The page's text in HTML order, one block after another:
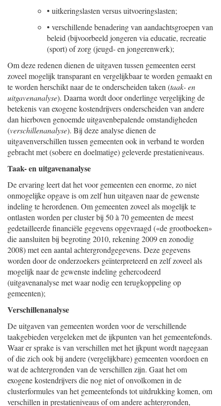
• uitkeringslasten versus uitvoeringslasten;
• verschillende benadering van aandachtsgroepen van
beleid (bijvoorbeeld jongeren via educatie, recreatie
(sport) of zorg (jeugd- en jongerenwerk);
Om deze redenen dienen de uitgaven tussen gemeenten eerst
zoveel mogelijk transparant en vergelijkbaar te worden gemaakt en
te worden herschikt naar de te onderscheiden taken (taak- en
uitgavenanalyse). Daarna wordt door onderlinge vergelijking de
betekenis van exogene kostendrijvers onderscheiden van andere
dan hierboven genoemde uitgavenbepalende omstandigheden
(verschillenanalyse). Bij deze analyse dienen de
uitgavenverschillen tussen gemeenten ook in verband te worden
gebracht met (sobere en doelmatige) geleverde prestatieniveaus.
Taak- en uitgavenanalyse
De ervaring leert dat het voor gemeenten een enorme, zo niet
onmogelijke opgave is om zelf hun uitgaven naar de gewenste
indeling te herordenen. Om gemeenten zoveel als mogelijk te
ontlasten worden per cluster bij 50 à 70 gemeenten de meest
gedetailleerde financiële gegevens opgevraagd («de grootboeken»
die aansluiten bij begroting 2010, rekening 2009 en zonodig
2008) met een aantal achtergrondgegevens. Deze gegevens
worden door de onderzoekers geïnterpreteerd en zelf zoveel als
mogelijk naar de gewenste indeling gehercodeerd
(uitgavenanalyse met waar nodig een terugkoppeling op
gemeenten);
Verschillenanalyse
De uitgaven van gemeenten worden voor de verschillende
taakgebieden vergeleken met de ijkpunten van het gemeentefonds.
Waar er sprake is van verschillen met het ijkpunt wordt nagegaan
of die zich ook bij andere (vergelijkbare) gemeenten voordoen en
wat de achtergronden van de verschillen zijn. Gaat het om
exogene kostendrijvers die nog niet of onvolkomen in de
clusterformules van het gemeentefonds tot uitdrukking komen, om
verschillen in prestatieniveaus of om andere achtergronden,